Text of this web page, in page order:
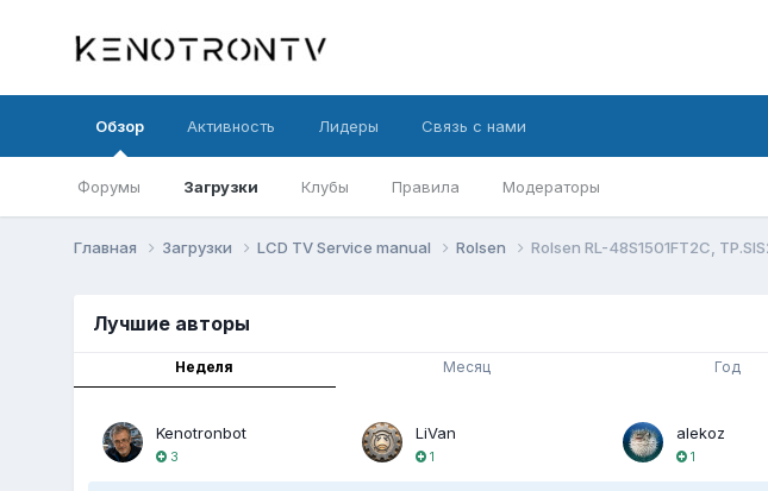
Обзор
Форумы Загрузки Клубы Правила Модераторы
Активность Лидеры Связь с нами
Главная Загрузки LCD TV Service manual Rolsen Rolsen RL-48S1501FT2C,
Лучшие авторы
Неделя Месяц Год
Kenotronbot
3
LiVan
1
alekoz
1